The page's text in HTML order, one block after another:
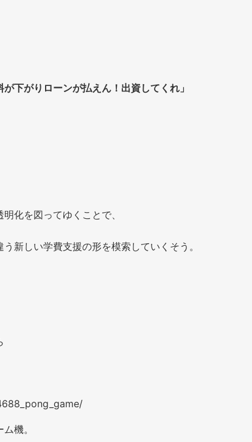
下がりローンが払えん！出資してくれ」
化を図ってゆくことで、
新しい学費支援の形を模索していくそう。
機。